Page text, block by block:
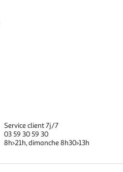
Service client 7j/7
03 59 30 59 30
8h>21h, dimanche 8h30>13h